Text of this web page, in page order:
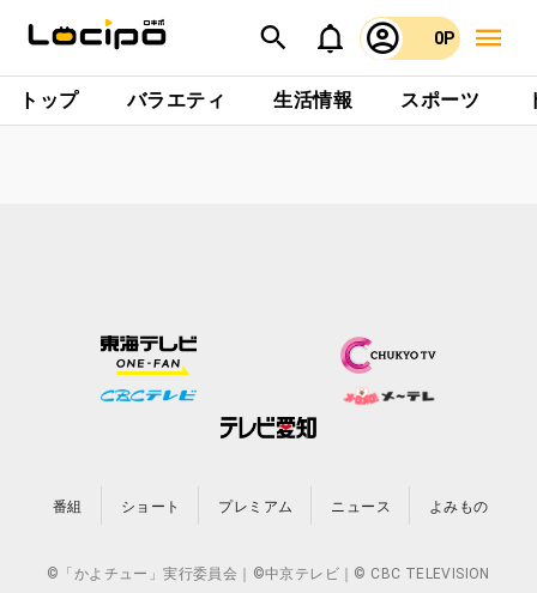
0P
トップ バラエティ 生活情報 スポーツ
番組 ショート プレミアム ニュース よみもの
©「かよチュー」実行委員会｜©中京テレビ｜© CBC TELEVISION